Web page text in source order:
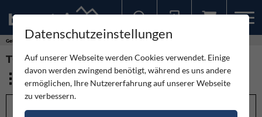
Gebirge
TOUREN - HOHE WAND (20)
Datenschutzeinstellungen
Auf unserer Webseite werden Cookies verwendet. Einige
davon werden zwingend benötigt, während es uns andere
ermöglichen, Ihre Nutzererfahrung auf unserer Webseite
zu verbessern.